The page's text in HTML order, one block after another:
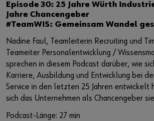
Episode 30: 25 Jahre Würth
Jahre Chancengeber
#TeamWIS: Gemeinsam Wandel
Nadine Faul, Teamleiterin Recruiting und
Teameiter Personalentwicklung /
sprechen in diesem Podcast darüber, wie
Karriere, Ausbildung und Entwicklung bei
Service in den letzten 25 Jahren entwickelt
sich das Unternehmen als Chancengeber
Podcast-Länge: 27 min